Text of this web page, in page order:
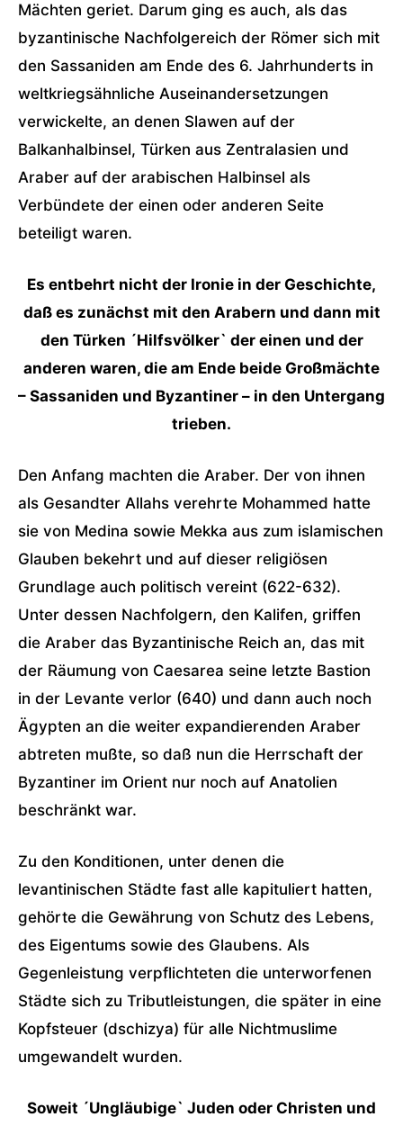
Mächten geriet. Darum ging es auch, als das
byzantinische Nachfolgereich der Römer sich mit
den Sassaniden am Ende des 6. Jahrhunderts in
weltkriegsähnliche Auseinandersetzungen
verwickelte, an denen Slawen auf der
Balkanhalbinsel, Türken aus Zentralasien und
Araber auf der arabischen Halbinsel als
Verbündete der einen oder anderen Seite
beteiligt waren.
Es entbehrt nicht der Ironie in der Geschichte,
daß es zunächst mit den Arabern und dann mit
den Türken ´Hilfsvölker` der einen und der
anderen waren, die am Ende beide Großmächte
– Sassaniden und Byzantiner – in den Untergang
trieben.
Den Anfang machten die Araber. Der von ihnen
als Gesandter Allahs verehrte Mohammed hatte
sie von Medina sowie Mekka aus zum islamischen
Glauben bekehrt und auf dieser religiösen
Grundlage auch politisch vereint (622-632).
Unter dessen Nachfolgern, den Kalifen, griffen
die Araber das Byzantinische Reich an, das mit
der Räumung von Caesarea seine letzte Bastion
in der Levante verlor (640) und dann auch noch
Ägypten an die weiter expandierenden Araber
abtreten mußte, so daß nun die Herrschaft der
Byzantiner im Orient nur noch auf Anatolien
beschränkt war.
Zu den Konditionen, unter denen die
levantinischen Städte fast alle kapituliert hatten,
gehörte die Gewährung von Schutz des Lebens,
des Eigentums sowie des Glaubens. Als
Gegenleistung verpflichteten die unterworfenen
Städte sich zu Tributleistungen, die später in eine
Kopfsteuer (dschizya) für alle Nichtmuslime
umgewandelt wurden.
Soweit ´Ungläubige` Juden oder Christen und